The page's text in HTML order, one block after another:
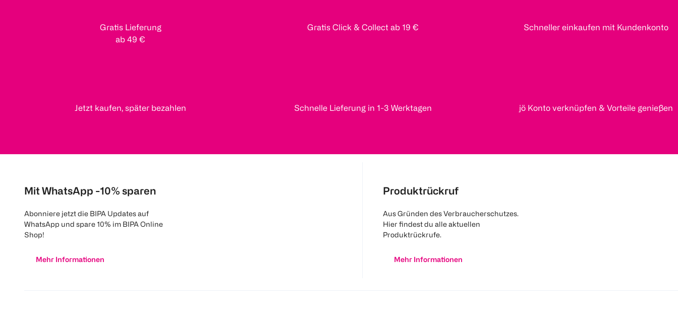
Gratis Lieferung
ab 49 €
Gratis Click & Collect ab 19 € Schneller einkaufen mit Kundenkonto
Jetzt kaufen, später bezahlen Schnelle Lieferung in 1-3 Werktagen jö Konto verknüpfen & Vorteile genießen
Mit WhatsApp -10% sparen
Abonniere jetzt die BIPA Updates auf
WhatsApp und spare 10% im BIPA Online
Shop!
Mehr Informationen
Produktrückruf
Aus Gründen des Verbraucherschutzes.
Hier findest du alle aktuellen
Produktrückrufe.
Mehr Informationen